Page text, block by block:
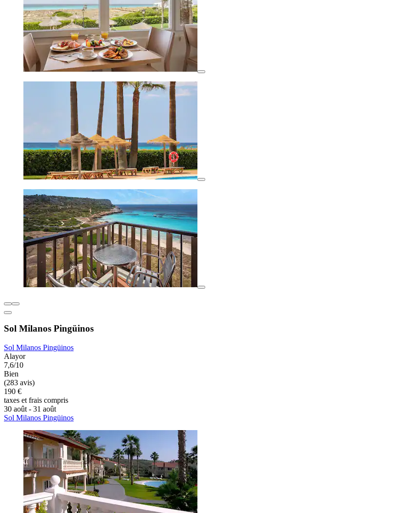
Sol Milanos Pingüinos
Sol Milanos Pingüinos
Alayor
7,6/10
Bien
(283 avis)
190 €
taxes et frais compris
30 août - 31 août
Sol Milanos Pingüinos